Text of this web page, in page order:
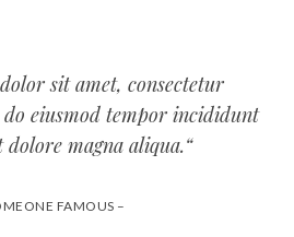
sit amet, consectetur
eiusmod tempor incididunt
magna aliqua.“
FAMOUS –